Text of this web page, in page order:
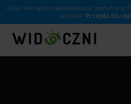
AI już wie, gdzie najlepiej kupić perfumy w
na liście? Przejdź do